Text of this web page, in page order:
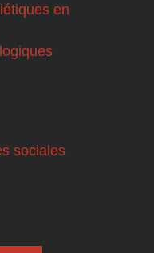
en
sociales